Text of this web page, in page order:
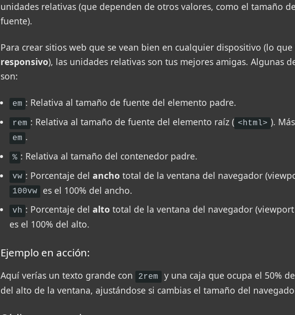
unidades relativas (que dependen de otros valores, como el tamaño
fuente).
Para crear sitios web que se vean bien en cualquier dispositivo (lo
responsivo), las unidades relativas son tus mejores amigas. Algunas
son:
em : Relativa al tamaño de fuente del elemento padre.
rem : Relativa al tamaño de fuente del elemento raíz ( <html> ).
em .
% : Relativa al tamaño del contenedor padre.
vw : Porcentaje delancho total de la ventana del navegador
100vw es el 100% del ancho.
vh : Porcentaje delalto total de la ventana del navegador
es el 100% del alto.
Ejemplo en acción:
Aquí verías un texto grande con 2rem
y una caja que ocupa el 50%
del alto de la ventana, ajustándose si cambias el tamaño del